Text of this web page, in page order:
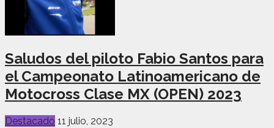
Saludos del piloto Fabio Santos para
el Campeonato Latinoamericano de
Motocross Clase MX (OPEN) 2023
Destacado 11 julio, 2023